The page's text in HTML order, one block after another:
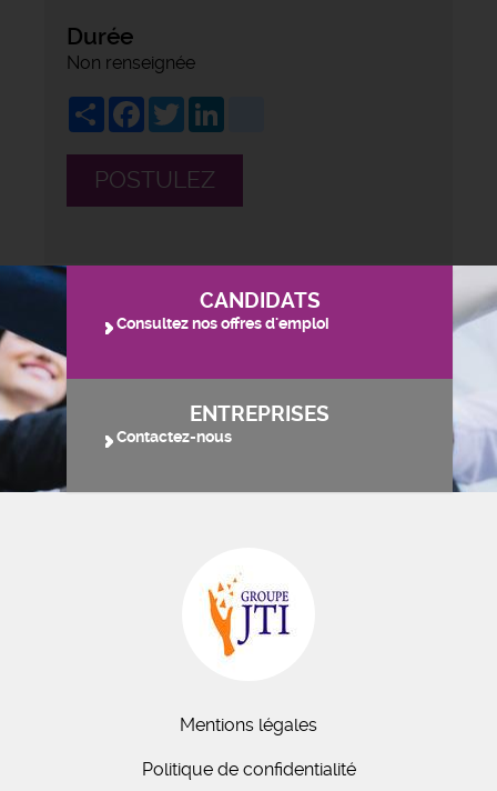
Durée
Non renseignée
ShareFacebook
Twitter
POSTULEZ
CANDIDATS
Consultez nos offres d'emploi
ENTREPRISES
Contactez-nous
Mentions légales
Politique de confidentialité